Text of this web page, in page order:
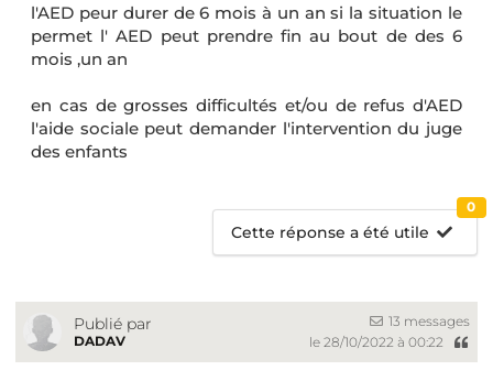
l'AED peur durer de 6 mois à un an si la situation le
permet l' AED peut prendre fin au bout de des 6
mois ,un an
en cas de grosses difficultés et/ou de refus d'AED
l'aide sociale peut demander l'intervention du juge
des enfants
Cette réponse a été utile
0
Publié par
DADAV
13 messages
le 28/10/2022 à 00:22